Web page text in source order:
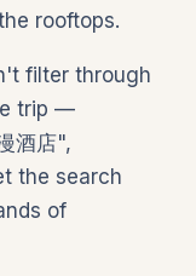
rooftops.
filter through
trip —
酒店",
the search
of